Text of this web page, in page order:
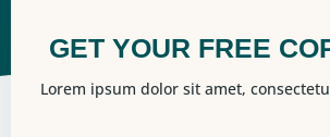
GET YOUR FREE
Lorem ipsum dolor sit amet,